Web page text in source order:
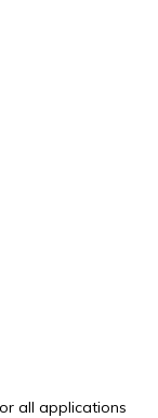
all applications